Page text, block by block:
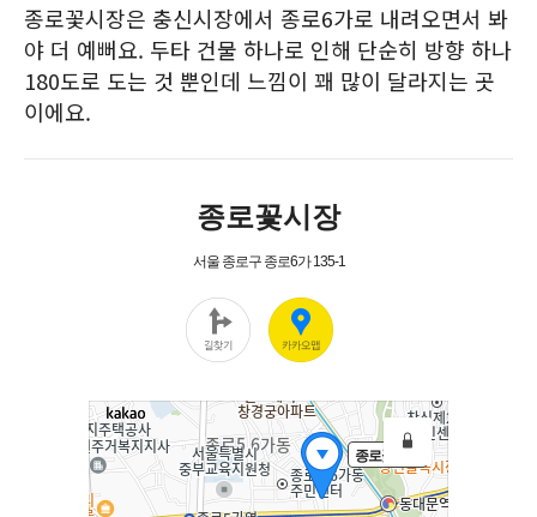
종로꽃시장은 충신시장에서 종로6가로 내려오면서 봐
야 더 예뻐요. 두타 건물 하나로 인해 단순히 방향 하나
180도로 도는 것 뿐인데 느낌이 꽤 많이 달라지는 곳
이에요.